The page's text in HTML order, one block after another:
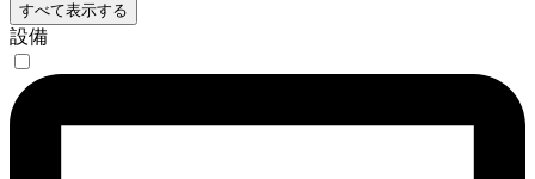
すべて表示する
設備